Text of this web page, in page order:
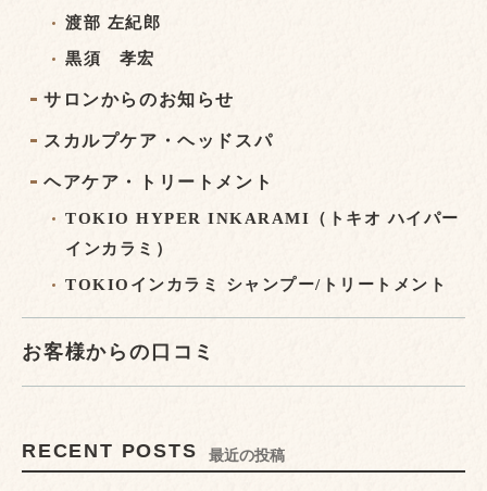
渡部 左紀郎
黒須 孝宏
サロンからのお知らせ
スカルプケア・ヘッドスパ
ヘアケア・トリートメント
TOKIO HYPER INKARAMI（トキオ ハイパー
インカラミ）
TOKIOインカラミ シャンプー/トリートメント
お客様からの口コミ
RECENT POSTS 最近の投稿